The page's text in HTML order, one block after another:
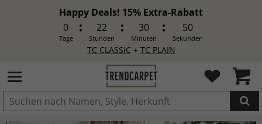
Happy Deals! 15% Extra-Rabatt
0
Tage
22
Stunden
30
Minuten
48
Sekunden
TC CLASSIC + TC PLAIN